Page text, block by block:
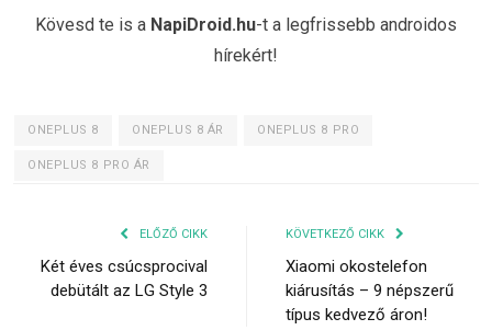
Kövesd te is a NapiDroid.hu-t a legfrissebb androidos
hírekért!
ONEPLUS 8 ONEPLUS 8 ÁR ONEPLUS 8 PRO
ONEPLUS 8 PRO ÁR
ELŐZŐ CIKK
Két éves csúcsprocival
debütált az LG Style 3
KÖVETKEZŐ CIKK
Xiaomi okostelefon
kiárusítás – 9 népszerű
típus kedvező áron!